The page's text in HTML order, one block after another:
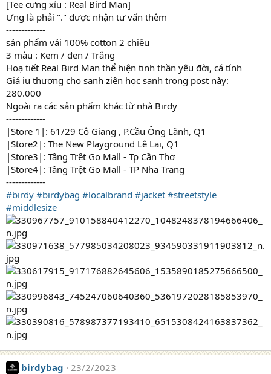
[Tee cưng xỉu : Real Bird Man]
Ưng là phải "." được nhận tư vấn thêm
-------------
sản phẩm vải 100% cotton 2 chiều
3 màu : Kem / đen / Trắng
Hoạ tiết Real Bird Man thể hiện tinh thần yêu đời, cá tính
Giá iu thương cho sanh ziên học sanh trong post này:
280.000
Ngoài ra các sản phẩm khác từ nhà Birdy
-------------
|Store 1|: 61/29 Cô Giang , P.Cầu Ông Lãnh, Q1
|Store2|: The New Playground Lê Lai, Q1
|Store3|: Tầng Trệt Go Mall - Tp Cần Thơ
|Store4|: Tầng Trệt Go Mall - TP Nha Trang
-------------
#birdy #birdybag #localbrand #jacket #streetstyle
#middlesize
birdybag
23/2/2023